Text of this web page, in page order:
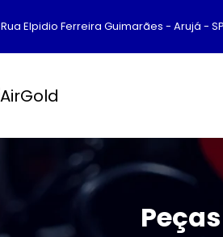
Rua Elpidio Ferreira Guimarães - Arujá - SP